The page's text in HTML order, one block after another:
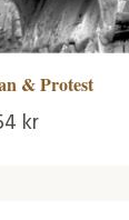
& Protest
kr